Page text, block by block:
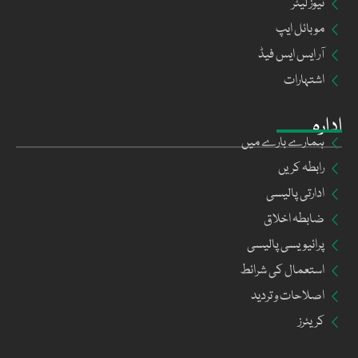
ادارہ
ہمارے بارے میں
رابطہ کریں
ادارتی پالیسی
ضابطہ اخلاق
پرائیویسی پالیسی
استعمال کی شرائط
اصلاحات و تردید
کریئرز
نیوز لیٹر
موبائل ایپ
آر ایس ایس فیڈ
اشتہارات